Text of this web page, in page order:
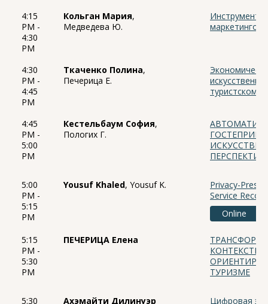
4:15
PM -
4:30
PM
Кольган Мария,
Медведева Ю.
4:30
PM -
4:45
PM
Ткаченко Полина,
Печерица Е.
туристском
4:45
PM -
5:00
PM
Кестельбаум София,
Пологих Г.
5:00
PM -
5:15
PM
Yousuf Khaled, Yousuf K.
Privacy-
Service
Online
5:15
PM -
5:30
PM
ПЕЧЕРИЦА Елена
КОНТЕКСТЕ
ТУРИЗМЕ
5:30 Ахэмайти Дилинуэр Цифровая